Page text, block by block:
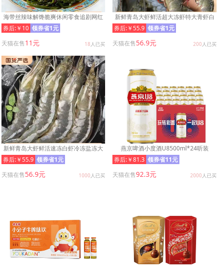
海带丝辣味解馋脆爽休闲零食追剧网红
小吃下饭下酒菜开袋即食香辣
券后:￥10 领券省1元
天猫在售11元 18 人已买
新鲜青岛大虾鲜活超大冻虾特大青虾白
虾冷冻虾类海鲜水产单冻速冻
券后:￥55.9 领券省1元
天猫在售56.9元 200 人已买
新鲜青岛大虾鲜活速冻白虾冷冻盐冻大
虾批发海鲜水产基围虾非青虾
券后:￥55.9 领券省1元
天猫在售56.9元 1000 人已买
燕京啤酒小度酒U8500ml*24听装
券后:￥81.3 领券省11元
天猫在售92.3元 2000 人已买